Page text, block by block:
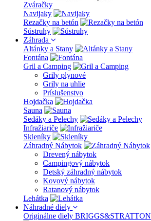
Zváračky
Navijaky
Rezačky na betón
Sústruhy
Záhrada
Altánky a Stany
Fontána
Gril a Camping
Grily plynové
Grily na uhlie
Príslušenstvo
Hojdačka
Sauna
Sedáky a Pelechy
Infražiariče
Skleníky
Záhradný Nábytok
Drevený nábytok
Campingový nábytok
Detský záhradný nábytok
Kovový nábytok
Ratanový nábytok
Lehátka
Náhradné diely
Originálne diely BRIGGS&STRATTON